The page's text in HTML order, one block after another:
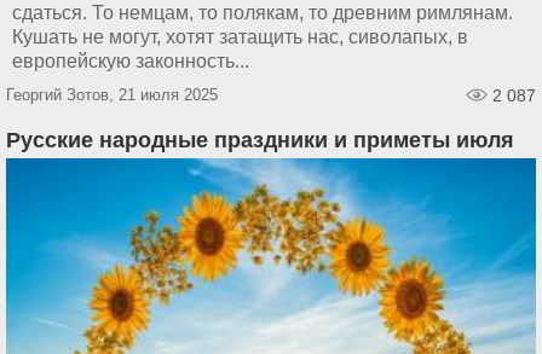
сдаться. То немцам, то полякам, то древним римлянам.
Кушать не могут, хотят затащить нас, сиволапых, в
европейскую законность...
Георгий Зотов, 21 июля 2025 2 087
Русские народные праздники и приметы июля